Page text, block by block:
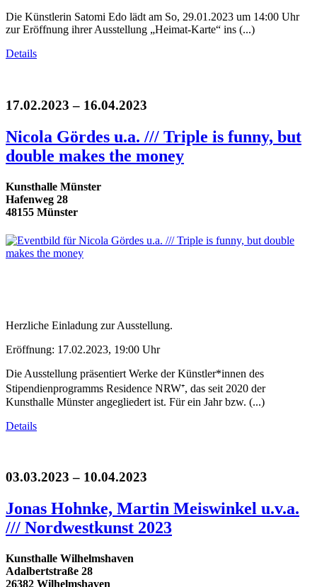
Die Künstlerin Satomi Edo lädt am So, 29.01.2023 um 14:00 Uhr
zur Eröffnung ihrer Ausstellung „Heimat-Karte“ ins (...)
Details
17.02.2023 – 16.04.2023
Nicola Gördes u.a. /// Triple is funny, but
double makes the money
Kunsthalle Münster
Hafenweg 28
48155 Münster
Herzliche Einladung zur Ausstellung.
Eröffnung: 17.02.2023, 19:00 Uhr
Die Ausstellung präsentiert Werke der Künstler*innen des
Stipendienprogramms Residence NRW⁺, das seit 2020 der
Kunsthalle Münster angegliedert ist. Für ein Jahr bzw. (...)
Details
03.03.2023 – 10.04.2023
Jonas Hohnke, Martin Meiswinkel u.v.a.
/// Nordwestkunst 2023
Kunsthalle Wilhelmshaven
Adalbertstraße 28
26382 Wilhelmshaven